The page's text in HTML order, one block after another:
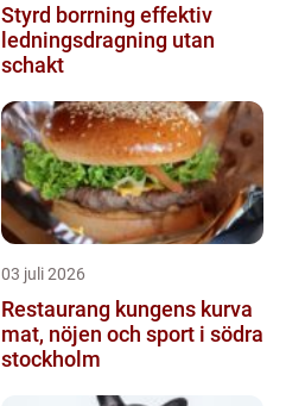
Styrd borrning effektiv
ledningsdragning utan
schakt
03 juli 2026
Restaurang kungens kurva
mat, nöjen och sport i södra
stockholm